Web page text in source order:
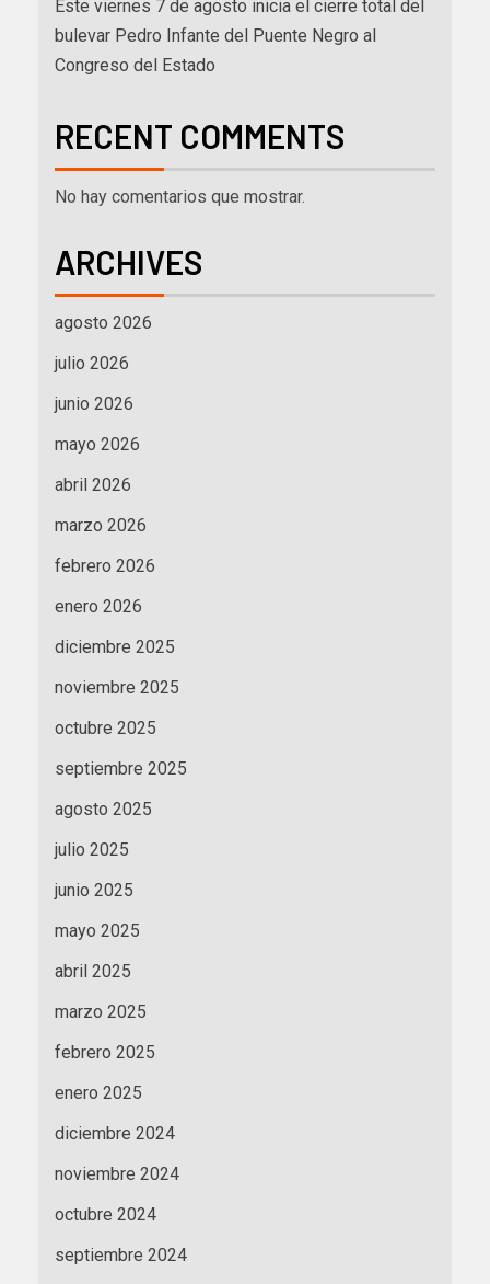
Este viernes 7 de agosto inicia el cierre total del
bulevar Pedro Infante del Puente Negro al
Congreso del Estado
RECENT COMMENTS
No hay comentarios que mostrar.
ARCHIVES
agosto 2026
julio 2026
junio 2026
mayo 2026
abril 2026
marzo 2026
febrero 2026
enero 2026
diciembre 2025
noviembre 2025
octubre 2025
septiembre 2025
agosto 2025
julio 2025
junio 2025
mayo 2025
abril 2025
marzo 2025
febrero 2025
enero 2025
diciembre 2024
noviembre 2024
octubre 2024
septiembre 2024